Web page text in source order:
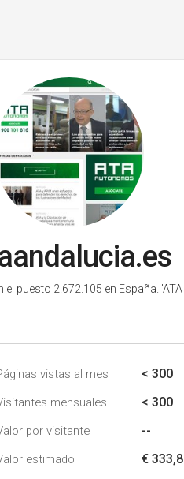
puesto 2.672.105 en España.
vistas al mes < 300
mensuales < 300
por visitante --
estimado €